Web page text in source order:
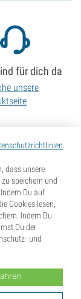
dass unsere
speichern und
Du auf
Cookies lesen,
Indem Du
Du der
und
für dich da
unsere
Samen illegal. Informiere
Haftungsanspruch